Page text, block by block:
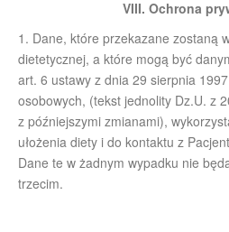
VIII. Ochrona
1. Dane, które przekazane zostaną
dietetycznej, a które mogą być
art. 6 ustawy z dnia 29 sierpnia
osobowych, (tekst jednolity Dz.U. z
z późniejszymi zmianami),
ułożenia diety i do kontaktu z
Dane te w żadnym wypadku nie
trzecim.